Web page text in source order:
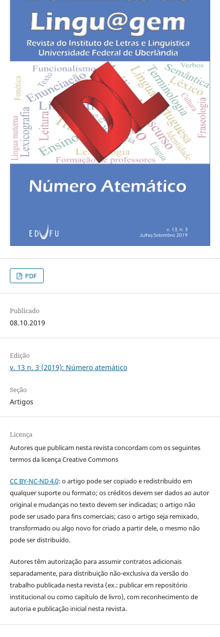
PDF
Publicado
08.10.2019
Edição
v. 13 n. 3 (2019): Número atemático
Seção
Artigos
Licença
Autores que publicam nesta revista concordam com os seguintes
termos da licença Creative Commons
CC BY-NC-ND 4.0: o artigo pode ser copiado e redistribuído em
qualquer suporte ou formato; os créditos devem ser dados ao autor
original e mudanças no texto devem ser indicadas; o artigo não
pode ser usado para fins comerciais; caso o artigo seja remixado,
transformado ou algo novo for criado a partir dele, o mesmo não
pode ser distribuído.
Autores têm autorização para assumir contratos adicionais
separadamente, para distribuição não-exclusiva da versão do
trabalho publicada nesta revista (ex.: publicar em repositório
institucional ou como capítulo de livro), com reconhecimento de
autoria e publicação inicial nesta revista.